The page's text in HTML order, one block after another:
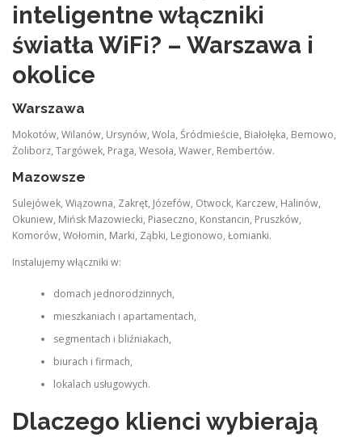
inteligentne włączniki
światła WiFi? – Warszawa i
okolice
Warszawa
Mokotów, Wilanów, Ursynów, Wola, Śródmieście, Białołęka, Bemowo,
Żoliborz, Targówek, Praga, Wesoła, Wawer, Rembertów.
Mazowsze
Sulejówek, Wiązowna, Zakręt, Józefów, Otwock, Karczew, Halinów,
Okuniew, Mińsk Mazowiecki, Piaseczno, Konstancin, Pruszków,
Komorów, Wołomin, Marki, Ząbki, Legionowo, Łomianki.
Instalujemy włączniki w:
domach jednorodzinnych,
mieszkaniach i apartamentach,
segmentach i bliźniakach,
biurach i firmach,
lokalach usługowych.
Dlaczego klienci wybierają